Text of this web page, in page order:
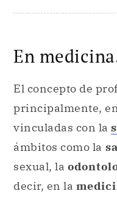
En
El concepto de
principalmente,
vinculadas con la
ámbitos como la
sexual, la
decir, en la